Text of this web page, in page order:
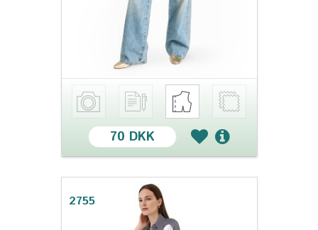
70 DKK
2755